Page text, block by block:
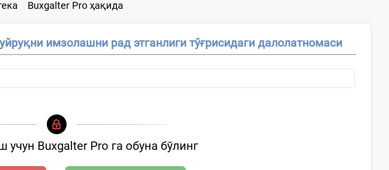
Buxgalter Pro ҳақида
имзолашни рад этганлиги тўғрисидаги далолатномаси
Buxgalter Pro га обуна бўлинг